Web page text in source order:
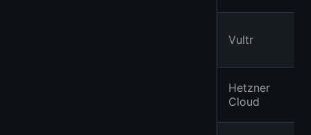
Vultr
Hetzner
Cloud